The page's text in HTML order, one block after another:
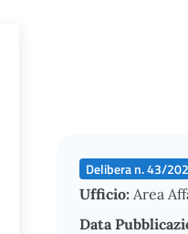
Delibera n. 43/
Ufficio: Area
Data